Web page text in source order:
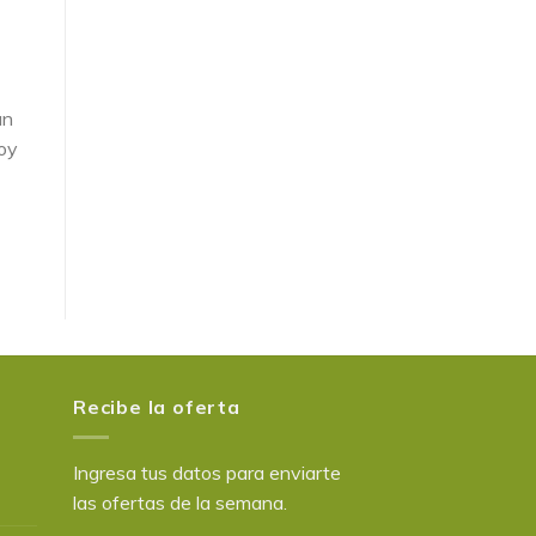
Recibe la oferta
Ingresa tus datos para enviarte
las ofertas de la semana.